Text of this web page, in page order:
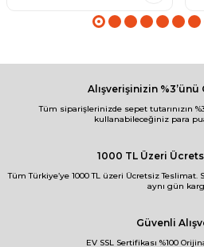
Alışverişinizin %3’ünü
Tüm siparişlerinizde sepet tutarınızın
kullanabileceğiniz para
1000 TL Üzeri
Tüm Türkiye’ye 1000 TL üzeri Ücretsiz Teslimat.
aynı gün
Güvenli
EV SSL Sertifikası %100